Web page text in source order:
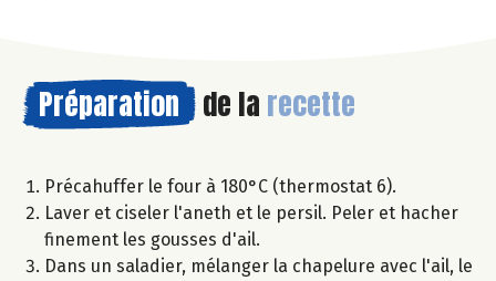
Préparation de la recette
Précahuffer le four à 180°C (thermostat 6).
Laver et ciseler l'aneth et le persil. Peler et hacher
finement les gousses d'ail.
Dans un saladier, mélanger la chapelure avec l'ail, le